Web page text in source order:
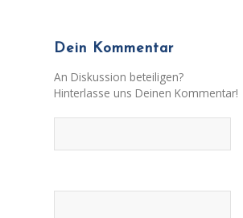
Dein Kommentar
An Diskussion beteiligen?
Hinterlasse uns Deinen Kommentar!